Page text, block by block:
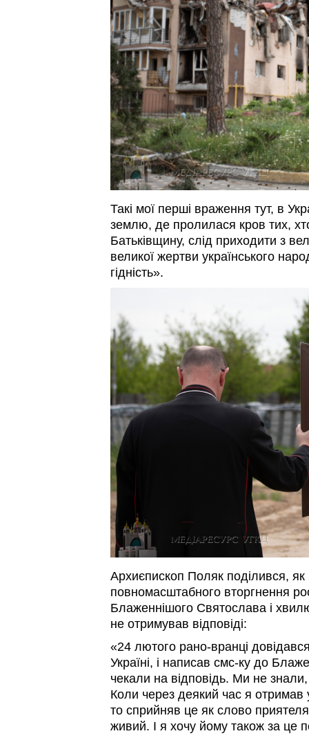
Такі мої перші враження тут, в
землю, де пролилася кров тих,
Батьківщину, слід приходити з
великої жертви українського
гідність».
Архиєпископ Поляк поділився,
повномасштабного вторгнення
Блаженнішого Святослава і
не отримував відповіді:
«24 лютого рано-вранці
Україні, і написав смс-ку до
чекали на відповідь. Ми не
Коли через деякий час я отримав
то сприйняв це як слово
живий. І я хочу йому також за це